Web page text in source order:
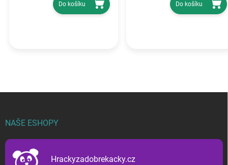
Do košíku Do košíku
NAŠE ESHOPY
Hrackyzadobrekacky.cz